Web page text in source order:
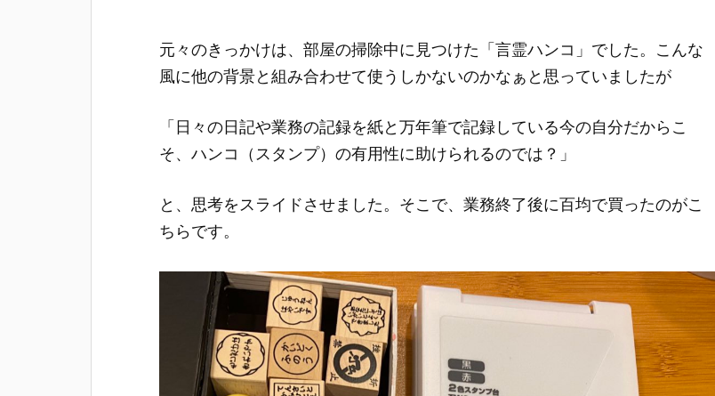
元々のきっかけは、部屋の掃除中に見つけた「言霊ハンコ」でした。こんな
風に他の背景と組み合わせて使うしかないのかなぁと思っていましたが
「日々の日記や業務の記録を紙と万年筆で記録している今の自分だからこ
そ、ハンコ（スタンプ）の有用性に助けられるのでは？」
と、思考をスライドさせました。そこで、業務終了後に百均で買ったのがこ
ちらです。